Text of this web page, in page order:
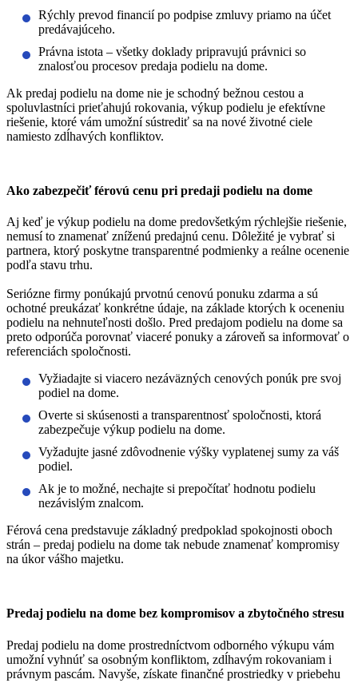
Rýchly prevod financií po podpise zmluvy priamo na účet
predávajúceho.
Právna istota – všetky doklady pripravujú právnici so
znalosťou procesov predaja podielu na dome.
Ak predaj podielu na dome nie je schodný bežnou cestou a
spoluvlastníci prieťahujú rokovania, výkup podielu je efektívne
riešenie, ktoré vám umožní sústrediť sa na nové životné ciele
namiesto zdĺhavých konfliktov.
Ako zabezpečiť férovú cenu pri predaji podielu na dome
Aj keď je výkup podielu na dome predovšetkým rýchlejšie riešenie,
nemusí to znamenať zníženú predajnú cenu. Dôležité je vybrať si
partnera, ktorý poskytne transparentné podmienky a reálne ocenenie
podľa stavu trhu.
Seriózne firmy ponúkajú prvotnú cenovú ponuku zdarma a sú
ochotné preukázať konkrétne údaje, na základe ktorých k oceneniu
podielu na nehnuteľnosti došlo. Pred predajom podielu na dome sa
preto odporúča porovnať viaceré ponuky a zároveň sa informovať o
referenciách spoločnosti.
Vyžiadajte si viacero nezáväzných cenových ponúk pre svoj
podiel na dome.
Overte si skúsenosti a transparentnosť spoločnosti, ktorá
zabezpečuje výkup podielu na dome.
Vyžadujte jasné zdôvodnenie výšky vyplatenej sumy za váš
podiel.
Ak je to možné, nechajte si prepočítať hodnotu podielu
nezávislým znalcom.
Férová cena predstavuje základný predpoklad spokojnosti oboch
strán – predaj podielu na dome tak nebude znamenať kompromisy
na úkor vášho majetku.
Predaj podielu na dome bez kompromisov a zbytočného stresu
Predaj podielu na dome prostredníctvom odborného výkupu vám
umožní vyhnúť sa osobným konfliktom, zdĺhavým rokovaniam i
právnym pascám. Navyše, získate finančné prostriedky v priebehu